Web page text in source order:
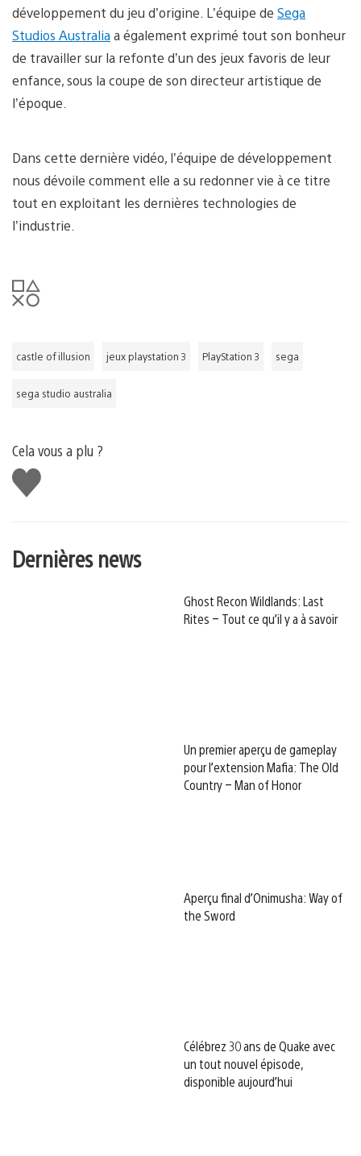
développement du jeu d’origine. L’équipe de Sega
Studios Australiaa également exprimé tout son bonheur
de travailler sur la refonte d’un des jeux favoris de leur
enfance, sous la coupe de son directeur artistique de
l’époque.
Dans cette dernière vidéo, l’équipe de développement
nous dévoile comment elle a su redonner vie à ce titre
tout en exploitant les dernières technologies de
l’industrie.
castle of illusion jeux playstation 3 PlayStation 3 sega
sega studio australia
Cela vous a plu ?
J'aime
Dernières news
Ghost Recon Wildlands: Last
Rites – Tout ce qu’il y a à savoir
Un premier aperçu de gameplay
pour l’extension Mafia: The Old
Country – Man of Honor
Aperçu final d’Onimusha: Way of
the Sword
Célébrez 30 ans de Quake avec
un tout nouvel épisode,
disponible aujourd’hui